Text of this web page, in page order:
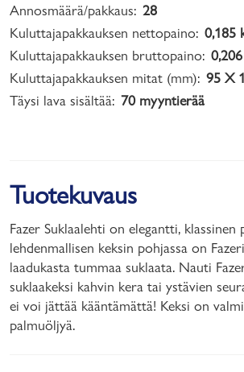
Annosmäärä/pakkaus: 28
Kuluttajapakkauksen nettopaino: 0,185
Kuluttajapakkauksen bruttopaino:
Kuluttajapakkauksen mitat (mm): 95 X
Täysi lava sisältää: 70 myyntierää
Tuotekuvaus
Fazer Suklaalehti on elegantti, klassinen
lehdenmallisen keksin pohjassa on
laadukasta tummaa suklaata. Nauti
suklaakeksi kahvin kera tai ystävien
ei voi jättää kääntämättä! Keksi on
palmuöljyä.